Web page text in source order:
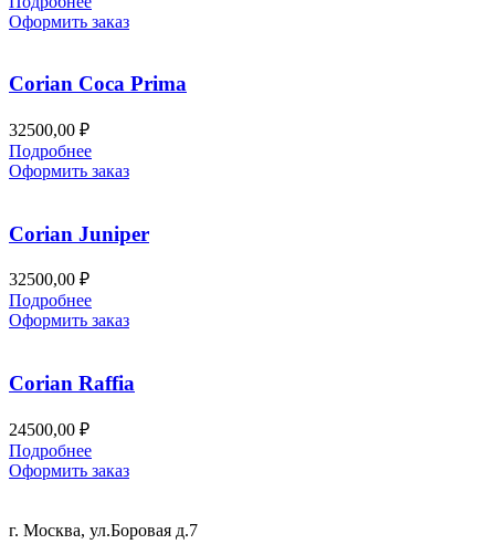
Оформить заказ
Corian Coca Prima
32500,00 ₽
Подробнее
Оформить заказ
Corian Juniper
32500,00 ₽
Подробнее
Оформить заказ
Corian Raffia
24500,00 ₽
Подробнее
Оформить заказ
г. Москва, ул.Боровая д.7